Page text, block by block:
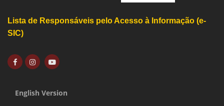
Lista de Responsáveis pelo Acesso à Informação (e-
SIC)
English Version